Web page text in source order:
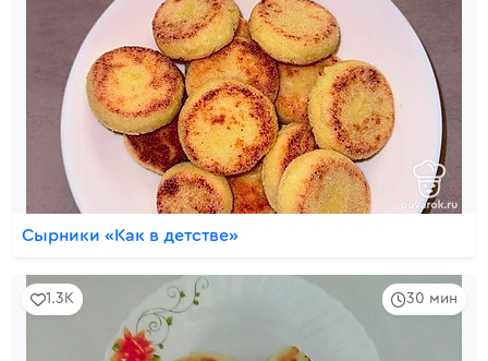
Сырники «Как в детстве»
30 мин
1.3K